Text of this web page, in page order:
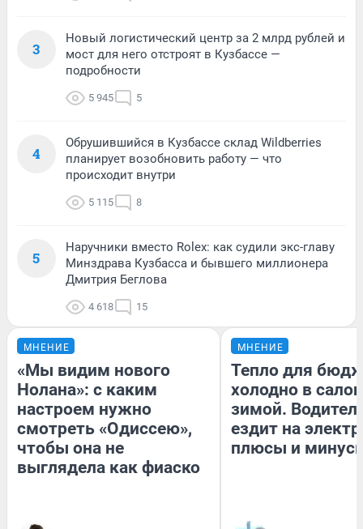
3
Новый логистический центр за 2 млрд рублей и
мост для него отстроят в Кузбассе —
подробности
5 945 5
4
Обрушившийся в Кузбассе склад Wildberries
планирует возобновить работу — что
происходит внутри
5 115 8
5
Наручники вместо Rolex: как судили экс-главу
Минздрава Кузбасса и бывшего миллионера
Дмитрия Беглова
4 618 15
МНЕНИЕ
«Мы видим нового
Нолана»: с каким
настроем нужно
смотреть «Одиссею»,
чтобы она не
выглядела как фиаско
МНЕНИЕ
Тепло для
холодно в
зимой.
ездит на
плюсы и